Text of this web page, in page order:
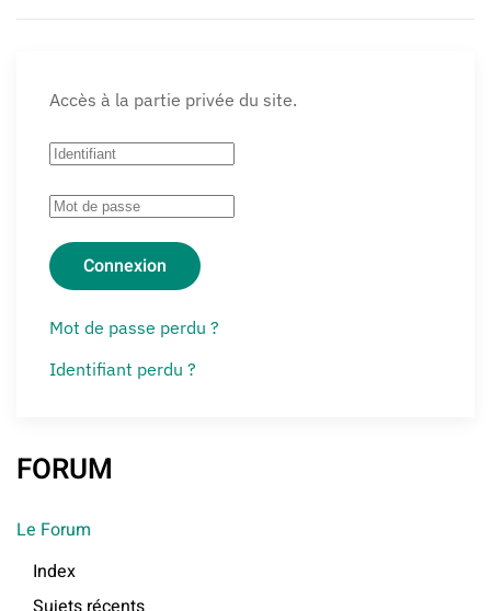
Accès à la partie privée du site.
Connexion
Mot de passe perdu ?
Identifiant perdu ?
FORUM
Le Forum
Index